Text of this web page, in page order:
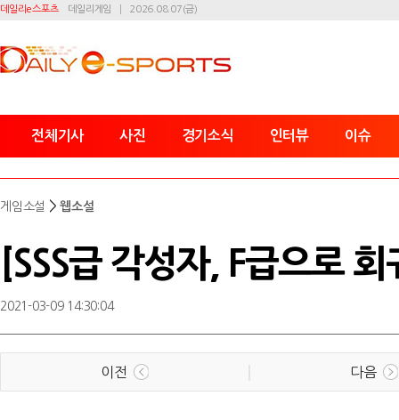
데일리e스포츠 데일리게임 2026.08.07(금)
전체기사 사진 경기소식 인터뷰 이슈
게임소설 >웹소설
[SSS급 각성자, F급으로
2021-03-09 14:30:04
이전 다음